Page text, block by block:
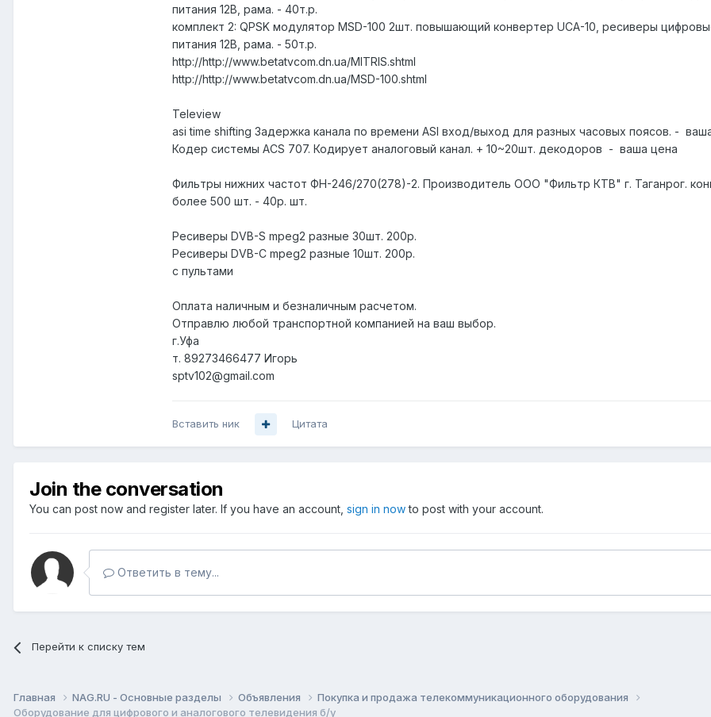
питания 12В, рама. - 40т.р.
комплект 2: QPSK модулятор MSD-100 2шт. повышающий конвертер UCA-10, ресиверы
питания 12В, рама. - 50т.р.
http://http://www.betatvcom.dn.ua/MITRIS.shtml
http://http://www.betatvcom.dn.ua/MSD-100.shtml
Teleview
asi time shifting Задержка канала по времени ASI вход/выход для разных часовых поясов. -
Кодер системы ACS 707. Кодирует аналоговый канал. + 10~20шт. декодоров - ваша цена
Фильтры нижних частот ФН-246/270(278)-2. Производитель ООО "Фильтр КТВ" г. Таганрог.
более 500 шт. - 40р. шт.
Ресиверы DVB-S mpeg2 разные 30шт. 200р.
Ресиверы DVB-C mpeg2 разные 10шт. 200р.
с пультами
Оплата наличным и безналичным расчетом.
Отправлю любой транспортной компанией на ваш выбор.
г.Уфа
т. 89273466477 Игорь
sptv102@gmail.com
Вставить ник Цитата
Join the conversation
You can post now and register later. If you have an account, sign in nowto post with your account.
Ответить в тему...
Перейти к списку тем
Главная NAG.RU - Основные разделы Объявления
Покупка и продажа телекоммуникационного оборудования
Оборудование для цифрового и аналогового телевидения б/у